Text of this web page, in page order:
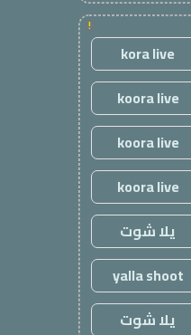
!
kora live
koora live
koora live
koora live
يلا شوت
yalla shoot
يلا شوت